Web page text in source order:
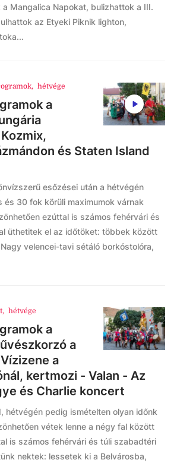
Mangalica Napokat, bulizhattok a III.
az Etyeki Piknik lighton,
, hétvége
a
és Staten Island
esőzései után a hétvégén
és 30 fok körüli maximumok várnak
ezúttal is számos fehérvári és
üthetitek el az időtöket: többek között
velencei-tavi sétáló borkóstolóra,
, hétvége
a
a
a
kertmozi - Valan - Az
és Charlie koncert
hétvégén pedig ismételten olyan időnk
vétek lenne a négy fal között
is számos fehérvári és túli szabadtéri
nektek: lessetek ki a Belvárosba,